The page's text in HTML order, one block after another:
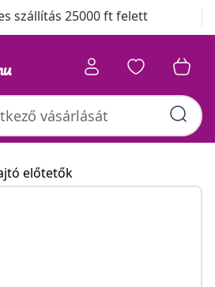
szállítás 25000 ft felett
előtetők